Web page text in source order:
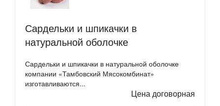
Сардельки и шпикачки в
натуральной оболочке
Сардельки и шпикачки в натуральной оболочке
компании «Тамбовский Мясокомбинат»
изготавливаются...
Цена договорная